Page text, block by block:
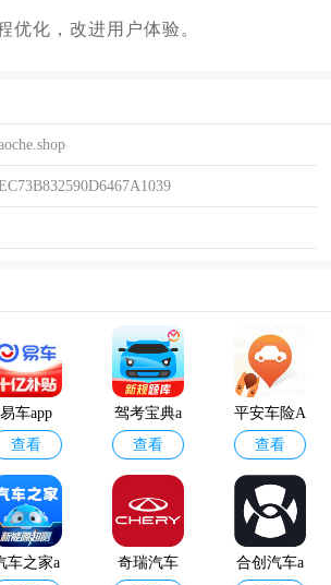
优化，改进用户体验。
易车app
查看
驾考宝典a
pp官方版
查看
平安车险A
PP官方版
查看
车之家a
奇瑞汽车
合创汽车a